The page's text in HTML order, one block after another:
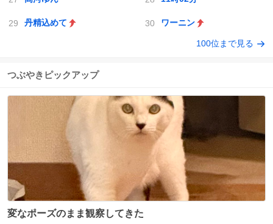
丹精込めて ワーニン
100位まで見る
つぶやきピックアップ
変なポーズのまま観察してきた